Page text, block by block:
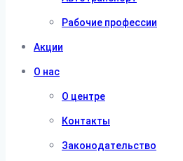
Рабочие профессии
Акции
О нас
О центре
Контакты
Законодательство